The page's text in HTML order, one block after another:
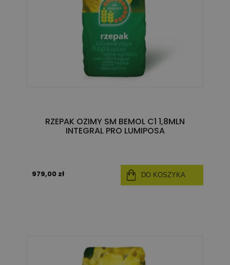
RZEPAK OZIMY SM BEMOL C1 1,8MLN
INTEGRAL PRO LUMIPOSA
979,00 zł DO KOSZYKA